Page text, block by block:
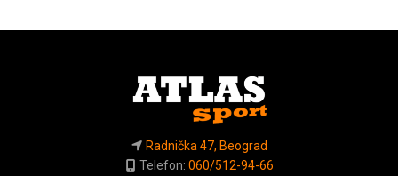
Radnička 47, Beograd
Telefon: 060/512-94-66